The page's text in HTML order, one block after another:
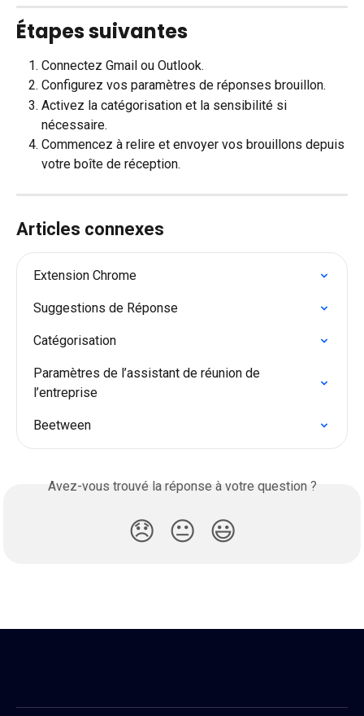
Étapes suivantes
Connectez Gmail ou Outlook.
Configurez vos paramètres de réponses brouillon.
Activez la catégorisation et la sensibilité si
nécessaire.
Commencez à relire et envoyer vos brouillons depuis
votre boîte de réception.
Articles connexes
Extension Chrome
Suggestions de Réponse
Catégorisation
Paramètres de l’assistant de réunion de
l’entreprise
Beetween
Avez-vous trouvé la réponse à votre question ?
😞 😐 😃